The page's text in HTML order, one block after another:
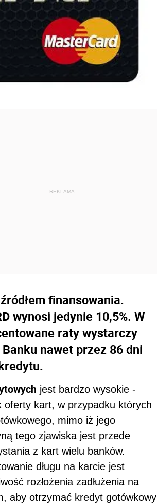
finansowania.
wynosi jedynie 10,5%. W
raty wystarczy
nawet przez 86 dni
jest bardzo wysokie -
oferty kart, w przypadku których
mimo iż jego
tego zjawiska jest przede
z kart wielu banków.
długu na karcie jest
rozłożenia zadłużenia na
aby otrzymać kredyt gotówkowy